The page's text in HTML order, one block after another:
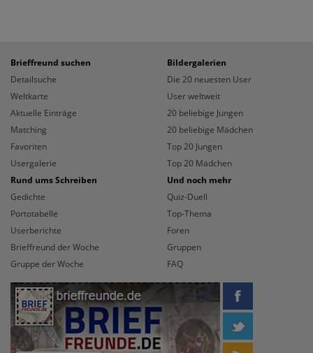
Brieffreund suchen
Detailsuche
Weltkarte
Aktuelle Einträge
Matching
Favoriten
Usergalerie
Bildergalerien
Die 20 neuesten User
User weltweit
20 beliebige Jungen
20 beliebige Mädchen
Top 20 Jungen
Top 20 Mädchen
Rund ums Schreiben
Gedichte
Portotabelle
Userberichte
Brieffreund der Woche
Gruppe der Woche
Und noch mehr
Quiz-Duell
Top-Thema
Foren
Gruppen
FAQ